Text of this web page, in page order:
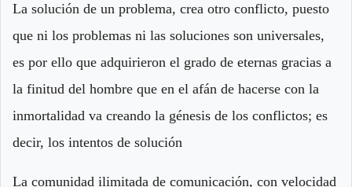
La solución de un problema, crea otro conflicto, puesto
que ni los problemas ni las soluciones son universales,
es por ello que adquirieron el grado de eternas gracias a
la finitud del hombre que en el afán de hacerse con la
inmortalidad va creando la génesis de los conflictos; es
decir, los intentos de solución
La comunidad ilimitada de comunicación, con velocidad